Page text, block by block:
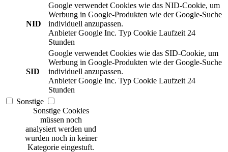
NID
Google verwendet Cookies wie das NID-Cookie, um
Werbung in Google-Produkten wie der Google-Suche
individuell anzupassen.
Anbieter Google Inc. Typ Cookie Laufzeit 24
Stunden
SID
Google verwendet Cookies wie das SID-Cookie, um
Werbung in Google-Produkten wie der Google-Suche
individuell anzupassen.
Anbieter Google Inc. Typ Cookie Laufzeit 24
Stunden
Sonstige
Sonstige Cookies
müssen noch
analysiert werden und
wurden noch in keiner
Kategorie eingestuft.